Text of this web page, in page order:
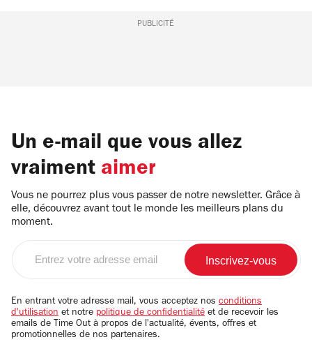
PUBLICITÉ
Un e-mail que vous allez
vraiment aimer
Vous ne pourrez plus vous passer de notre newsletter. Grâce à
elle, découvrez avant tout le monde les meilleurs plans du
moment.
email
En entrant votre adresse mail, vous acceptez nos conditions
d'utilisation et notre politique de confidentialité et de recevoir les
emails de Time Out à propos de l'actualité, évents, offres et
promotionnelles de nos partenaires.